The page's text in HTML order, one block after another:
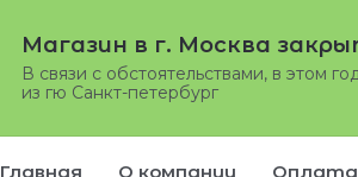
Магазин в г. Москва
В связи с обстоятельствами, в этом
из гю Санкт-петербург
Главная О компании Оплата